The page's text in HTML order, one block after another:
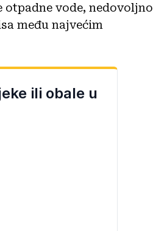
vode, nedovoljno
među najvećim